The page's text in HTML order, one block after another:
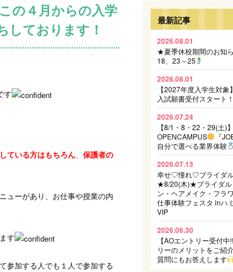
の４月からの入学
しております！
す
ている方はもちろん、 保護者の
ューがあり、お仕事や授業の内
す
参加する人でも１人で参加する
最新記事
2026.08.01
★夏季休校期間のお知
18、23～25
2026.08.01
【2027年度入学生対
入試願書受付スタート！
2026.07.24
【8/1・8・22・29(土)
OPENCAMPUS
『
自分で選べる業界体験
2026.07.13
幸せ♡憧れ♡ブライダ
★8/20(木)★ブライダル
ン・ヘアメイク・フラ
仕事体験フェスタ inハ
VIP
2026.06.30
【AOエントリー受付中
リーのメリットをご紹
質問にもお答えします